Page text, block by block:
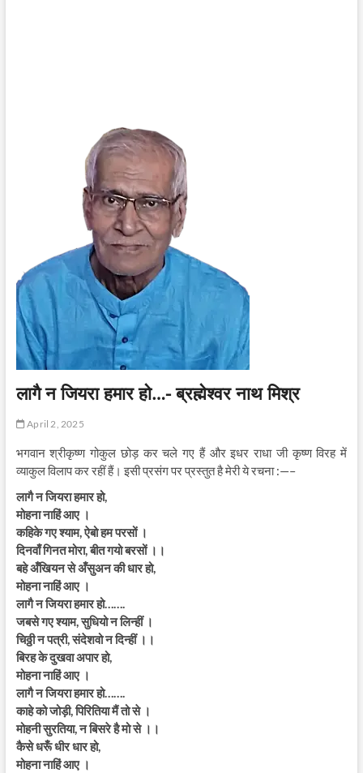
लागै न जियरा हमार हो…- ब्रह्मेश्वर नाथ मिश्र
April 2, 2025
भगवान श्रीकृष्ण गोकुल छोड़ कर चले गए हैं और इधर राधा जी कृष्ण विरह में
व्याकुल विलाप कर रहीं हैं। इसी प्रसंग पर प्रस्तुत है मेरी ये रचना :—–
लागै न जियरा हमार हो,
मोहना नाहिं आए ।
कहिके गए श्याम, ऐबो हम परसों ।
दिनवाँ गिनत मोरा, बीत गयो बरसों ।।
बहे अँखियन से अँसुअन की धार हो,
मोहना नाहिं आए ।
लागै न जियरा हमार हो…….
जबसे गए श्याम, सुधियो न लिन्हीं ।
चिठ्ठी न पत्री, संदेशवो न दिन्हीं ।।
बिरह के दुखवा अपार हो,
मोहना नाहिं आए ।
लागै न जियरा हमार हो…….
काहे को जोड़ी, पिरितिया मैं तो से ।
मोहनी सुरतिया, न बिसरे है मो से ।।
कैसे धरूँ धीर धार हो,
मोहना नाहिं आए ।